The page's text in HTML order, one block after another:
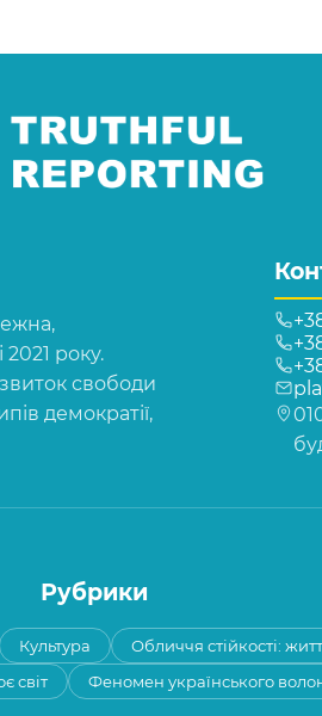
року.
свободи
демократії,
Рубрики
Культура Обличчя стійкості:
світ
Феномен українського